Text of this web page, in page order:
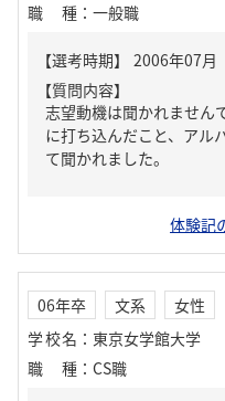
職種 ： 一般職
【質問内容】
志望動機は聞かれません
に打ち込んだこと、アル
て聞かれました。
体験記
06年卒 文系
女性
学校名 ： 東京女学館大学
職種 ： CS職